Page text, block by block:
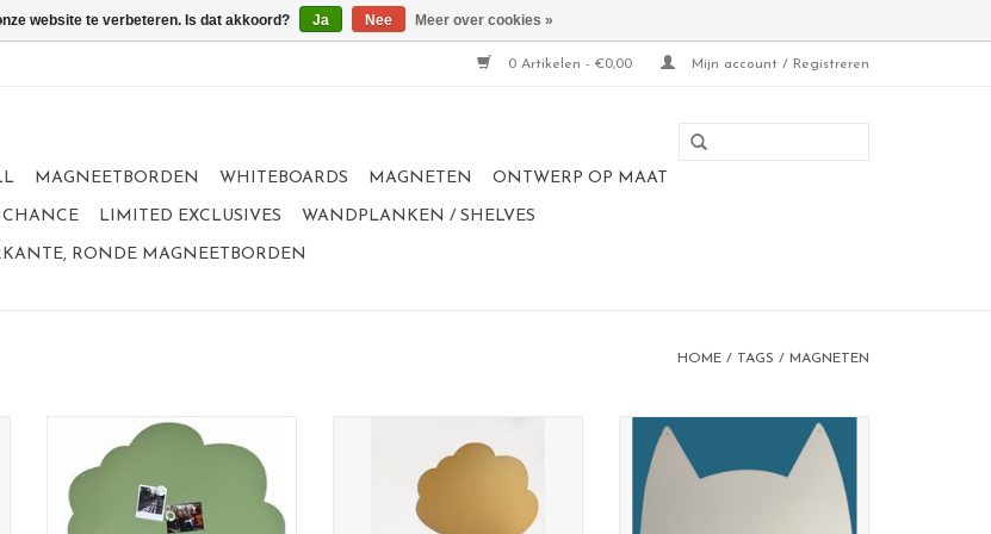
0 Artikelen - €0,00 Mijn account / Registreren
MAGNEETBORDEN WHITEBOARDS MAGNETEN ONTWERP OP MAAT
CHANCE LIMITED EXCLUSIVES WANDPLANKEN / SHELVES
RONDE MAGNEETBORDEN
HOME / TAGS / MAGNETEN
Magneetbord Boom XL -
formaat:95 x 80 cm
Een van de eerste borden van
Wonderwall, en nog steeds de
favoriet.
limited collection.
formaat:95 x 80 cm
Kleur: goud
Een van de meest favoriete
Magneetbord kat
Deze kat wordt je nieuwste
Large bord met veel plaats voor
website te verbeteren. Is dat akkoord? Ja Nee Meer over cookies »